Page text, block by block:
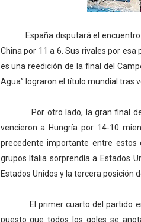
Mundial de
Máxima
Mundial de
Raquel
Athletes Unlimited
Mundial de
Tour de Francia
Mundial de
España disputará el encuentro
China por 11 a 6. Sus rivales por esa
es una reedición de la final del
Agua” lograron el título mundial tras
Por otro lado, la gran final de
vencieron a Hungría por 14-10
precedente importante entre
grupos Italia sorprendía a Estados
Estados Unidos y la tercera posición
El primer cuarto del partido
puesto que todos los goles se